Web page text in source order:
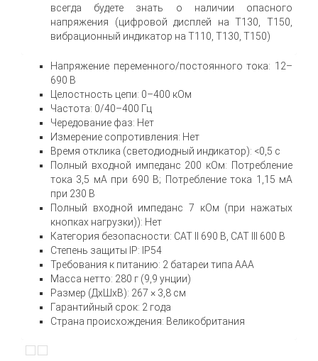
всегда будете знать о наличии опасного
напряжения (цифровой дисплей на T130, T150,
вибрационный индикатор на T110, T130, T150)
Напряжение переменного/постоянного тока: 12–
690 В
Целостность цепи: 0–400 кОм
Частота: 0/40–400 Гц
Чередование фаз: Нет
Измерение сопротивления: Нет
Время отклика (светодиодный индикатор): <0,5 с
Полный входной импеданс 200 кОм: Потребление
тока 3,5 мА при 690 В; Потребление тока 1,15 мА
при 230 В
Полный входной импеданс 7 кОм (при нажатых
кнопках нагрузки)): Нет
Категория безопасности: CAT II 690 В, CAT III 600 В
Степень защиты IP: IP54
Требования к питанию: 2 батареи типа AAA
Масса нетто: 280 г (9,9 унции)
Размер (ДxШxВ): 267 × 3,8 см
Гарантийный срок: 2 года
Страна происхождения: Великобритания